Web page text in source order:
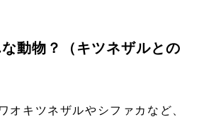
動物？（キツネザルとの
オキツネザルやシファカなど、